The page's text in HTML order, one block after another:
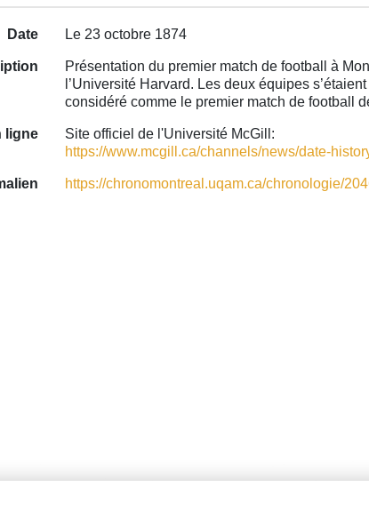
Date Le 23 octobre 1874
Présentation du premier match de football à
l’Université Harvard. Les deux équipes
considéré comme le premier match de football
ligne
Site officiel de l'Université McGill:
https://www.mcgill.ca/channels/news/date-
https://chronomontreal.uqam.ca/chronologie/